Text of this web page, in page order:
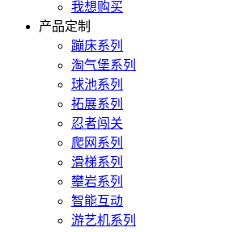
我想购买
产品定制
蹦床系列
淘气堡系列
球池系列
拓展系列
忍者闯关
爬网系列
滑梯系列
攀岩系列
智能互动
游艺机系列